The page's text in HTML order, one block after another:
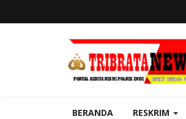
BERANDA RESKRIM